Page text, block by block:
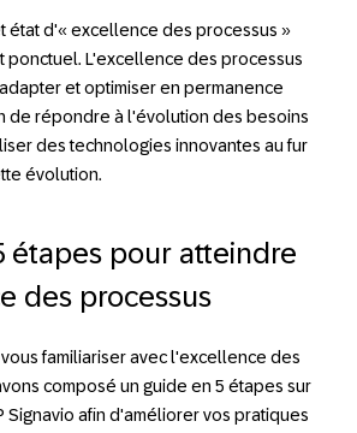
état d'« excellence des processus »
ponctuel. L'excellence des processus
et optimiser en permanence
de répondre à l'évolution des besoins
des technologies innovantes au fur
évolution.
étapes pour atteindre
des processus
familiariser avec l'excellence des
composé un guide en 5 étapes sur
Signavio afin d'améliorer vos pratiques